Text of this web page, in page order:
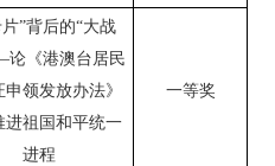
”背后的“大战
《港澳台居民
申领发放办法》
进祖国和平统一
进程
一等奖